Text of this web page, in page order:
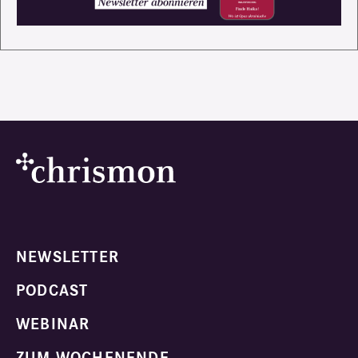
NEWSLETTER
PODCAST
WEBINAR